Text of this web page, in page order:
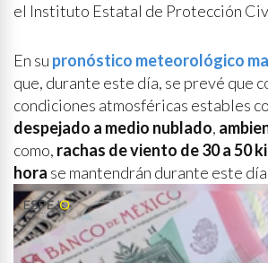
el Instituto Estatal de Protección
En su pronóstico meteorológico
que, durante este día, se prevé que
condiciones atmosféricas estables
despejado a medio nublado,
como, rachas de viento de 30 a 50
hora se mantendrán durante este